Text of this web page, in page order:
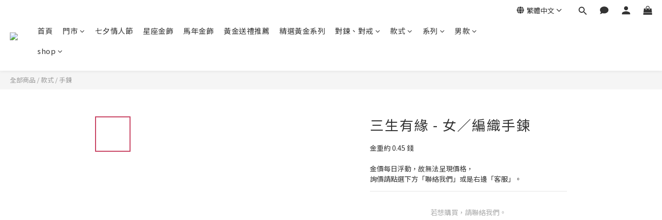
繁體中文
首頁 門市 七夕情人節 星座金飾 馬年金飾 黃金送禮推薦 精選黃金系列 對鍊、對戒 款式 系列
男款
shop
全部商品 /款式 /手鍊
三生有緣 - 女／編織手鍊
金重約 0.45 錢
金價每日浮動，故無法呈現價格，
詢價請點選下方「聯絡我們」或是右邊「客服」。
若想購買，請聯絡我們。